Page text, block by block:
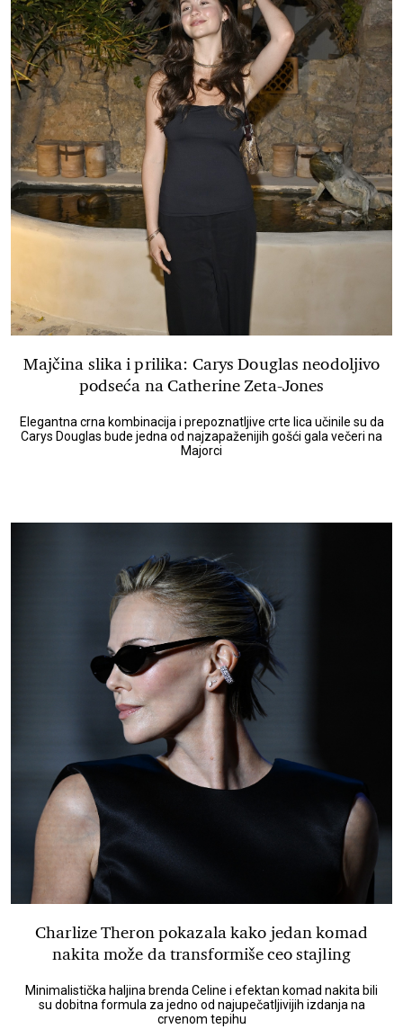
Majčina slika i prilika: Carys Douglas neodoljivo
podseća na Catherine Zeta-Jones
Elegantna crna kombinacija i prepoznatljive crte lica učinile su da
Carys Douglas bude jedna od najzapaženijih gošći gala večeri na
Majorci
Charlize Theron pokazala kako jedan komad
nakita može da transformiše ceo stajling
Minimalistička haljina brenda Celine i efektan komad nakita bili
su dobitna formula za jedno od najupečatljivijih izdanja na
crvenom tepihu